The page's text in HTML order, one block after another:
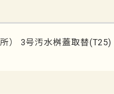
） 3号汚水桝蓋取替